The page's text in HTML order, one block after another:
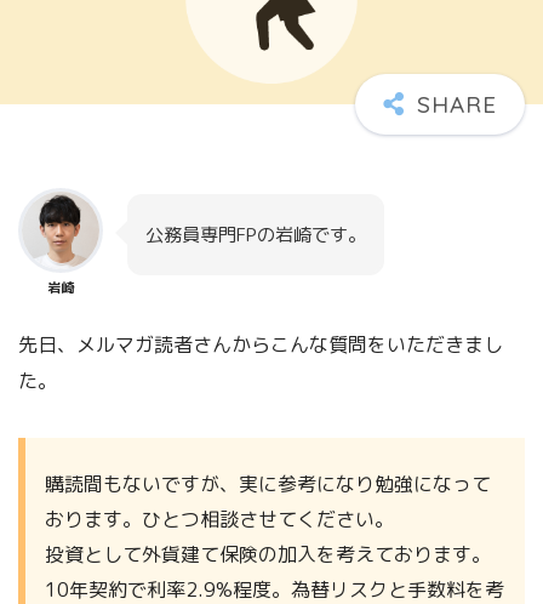
岩崎
公務員専門FPの岩崎です。
先日、メルマガ読者さんからこんな質問をいただきまし
た。
購読間もないですが、実に参考になり勉強になって
おります。ひとつ相談させてください。
投資として外貨建て保険の加入を考えております。
10年契約で利率2.9%程度。為替リスクと手数料を考